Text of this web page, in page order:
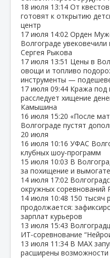
18 июля 13:14 От
готовят к открытию
центр
17 июля 14:02 Орден
Волгограде
Сергея Рыкова
17 июля 13:51 Цены в
овощи и топливо
инструменты —
17 июля 09:44 Кража
расследует хищение
Камышина
16 июля 15:20 «После
Волгограде пустят
20 июля
16 июля 10:16 УФАС
клубных шоу‑программ
15 июля 10:03 В
за похищение и
14 июля 17:02
окружных соревнований
14 июля 10:48 150 тысяч
продолжается:
зарплат курьеров
13 июля 15:43
ИТ‑соревнование
13 июля 11:34 В МАХ
расширены возможности